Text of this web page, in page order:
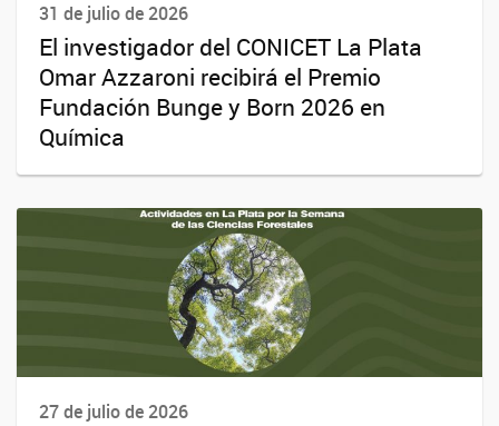
31 de julio de 2026
El investigador del CONICET La Plata
Omar Azzaroni recibirá el Premio
Fundación Bunge y Born 2026 en
Química
27 de julio de 2026